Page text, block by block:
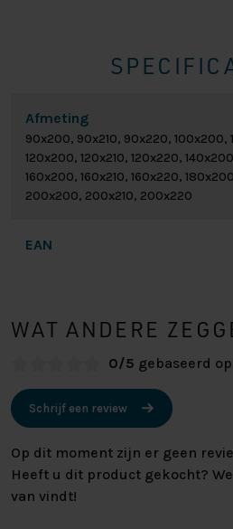
Afmeting
90x200, 90x210, 90x220, 100x200,
120x200, 120x210, 120x220,
160x200, 160x210, 160x220,
200x200, 200x210, 200x220
EAN
WAT ANDERE
0/5 gebaseerd
Schrijf een review
Op dit moment zijn er geen
Heeft u dit product gekocht?
van vindt!